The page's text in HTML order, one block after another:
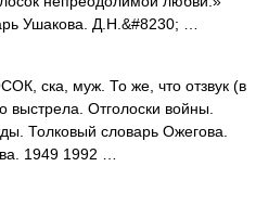
Ушакова. Д.Н.&#8230; …
ска, муж. То же, что отзвук (в
выстрела. Отголоски войны.
Толковый словарь Ожегова.
1949 1992 …